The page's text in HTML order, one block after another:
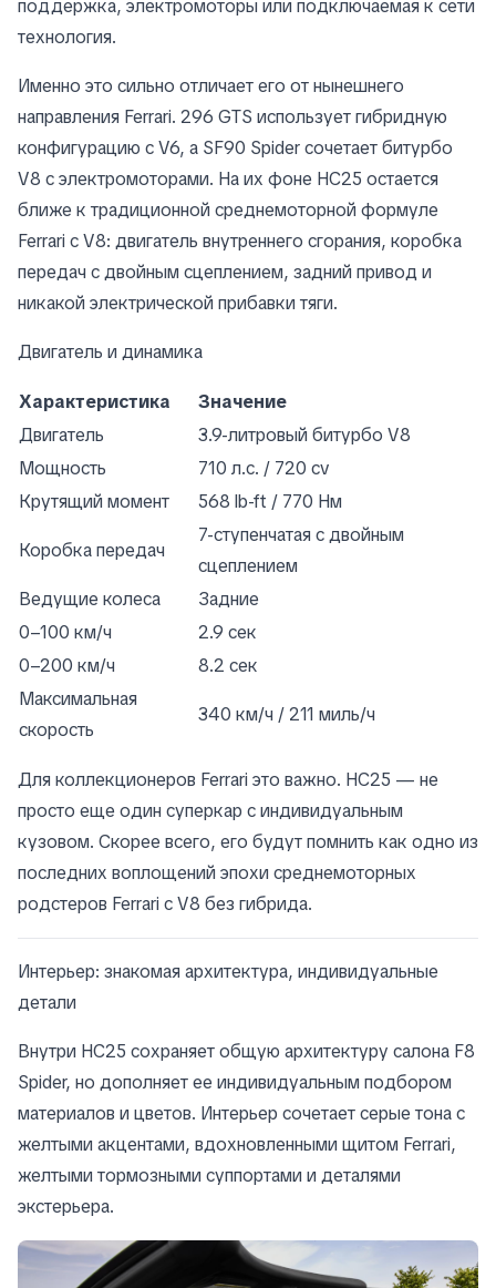
поддержка, электромоторы или подключаемая к сети
технология.
Именно это сильно отличает его от нынешнего
направления Ferrari. 296 GTS использует гибридную
конфигурацию с V6, а SF90 Spider сочетает битурбо
V8 с электромоторами. На их фоне HC25 остается
ближе к традиционной среднемоторной формуле
Ferrari с V8: двигатель внутреннего сгорания, коробка
передач с двойным сцеплением, задний привод и
никакой электрической прибавки тяги.
Двигатель и динамика
Характеристика
Значение
Двигатель
3.9-литровый битурбо V8
Мощность
710 л.с. / 720 cv
Крутящий момент
568 lb-ft / 770 Нм
Коробка передач
7-ступенчатая с двойным
сцеплением
Ведущие колеса
Задние
0–100 км/ч
2.9 сек
0–200 км/ч
8.2 сек
Максимальная
скорость
340 км/ч / 211 миль/ч
Для коллекционеров Ferrari это важно. HC25 — не
просто еще один суперкар с индивидуальным
кузовом. Скорее всего, его будут помнить как одно из
последних воплощений эпохи среднемоторных
родстеров Ferrari с V8 без гибрида.
Интерьер: знакомая архитектура, индивидуальные
детали
Внутри HC25 сохраняет общую архитектуру салона F8
Spider, но дополняет ее индивидуальным подбором
материалов и цветов. Интерьер сочетает серые тона с
желтыми акцентами, вдохновленными щитом Ferrari,
желтыми тормозными суппортами и деталями
экстерьера.